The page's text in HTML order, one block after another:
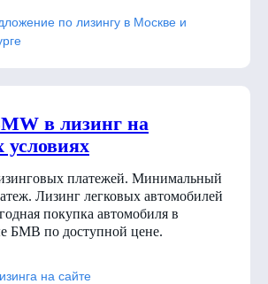
по лизингу в Москве и
в лизинг на
платежей. Минимальный
Лизинг легковых автомобилей
покупка автомобиля в
БМВ по доступной цене.
на сайте